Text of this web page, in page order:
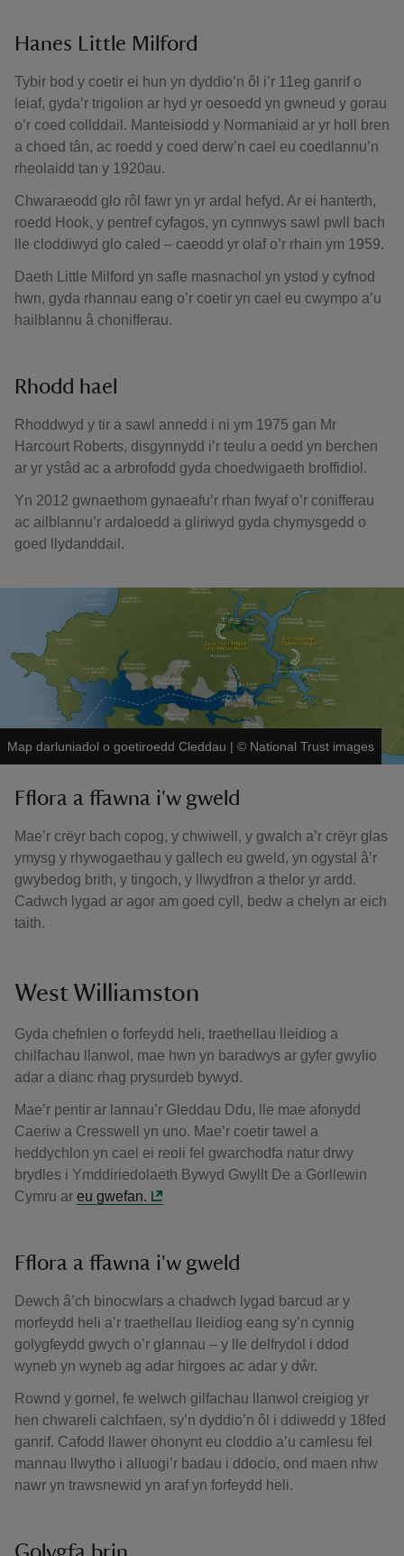
Hanes Little Milford
Tybir bod y coetir ei hun yn dyddio’n ôl i’r 11eg ganrif o
leiaf, gyda’r trigolion ar hyd yr oesoedd yn gwneud y gorau
o’r coed collddail. Manteisiodd y Normaniaid ar yr holl bren
a choed tân, ac roedd y coed derw’n cael eu coedlannu’n
rheolaidd tan y 1920au.
Chwaraeodd glo rôl fawr yn yr ardal hefyd. Ar ei hanterth,
roedd Hook, y pentref cyfagos, yn cynnwys sawl pwll bach
lle cloddiwyd glo caled – caeodd yr olaf o’r rhain ym 1959.
Daeth Little Milford yn safle masnachol yn ystod y cyfnod
hwn, gyda rhannau eang o’r coetir yn cael eu cwympo a’u
hailblannu â chonifferau.
Rhodd hael
Rhoddwyd y tir a sawl annedd i ni ym 1975 gan Mr
Harcourt Roberts, disgynnydd i’r teulu a oedd yn berchen
ar yr ystâd ac a arbrofodd gyda choedwigaeth broffidiol.
Yn 2012 gwnaethom gynaeafu’r rhan fwyaf o’r conifferau
ac ailblannu’r ardaloedd a gliriwyd gyda chymysgedd o
goed llydanddail.
Map darluniadol o goetiroedd Cleddau | © National Trust images
Fflora a ffawna i'w gweld
Mae’r crëyr bach copog, y chwiwell, y gwalch a’r crëyr glas
ymysg y rhywogaethau y gallech eu gweld, yn ogystal â’r
gwybedog brith, y tingoch, y llwydfron a thelor yr ardd.
Cadwch lygad ar agor am goed cyll, bedw a chelyn ar eich
taith.
West Williamston
Gyda chefnlen o forfeydd heli, traethellau lleidiog a
chilfachau llanwol, mae hwn yn baradwys ar gyfer gwylio
adar a dianc rhag prysurdeb bywyd.
Mae’r pentir ar lannau’r Gleddau Ddu, lle mae afonydd
Caeriw a Cresswell yn uno. Mae’r coetir tawel a
heddychlon yn cael ei reoli fel gwarchodfa natur drwy
brydles i Ymddiriedolaeth Bywyd Gwyllt De a Gorllewin
Cymru ar eu gwefan.
Fflora a ffawna i'w gweld
Dewch â’ch binocwlars a chadwch lygad barcud ar y
morfeydd heli a’r traethellau lleidiog eang sy’n cynnig
golygfeydd gwych o’r glannau – y lle delfrydol i ddod
wyneb yn wyneb ag adar hirgoes ac adar y dŵr.
Rownd y gornel, fe welwch gilfachau llanwol creigiog yr
hen chwareli calchfaen, sy’n dyddio’n ôl i ddiwedd y 18fed
ganrif. Cafodd llawer ohonynt eu cloddio a’u camlesu fel
mannau llwytho i alluogi’r badau i ddocio, ond maen nhw
nawr yn trawsnewid yn araf yn forfeydd heli.